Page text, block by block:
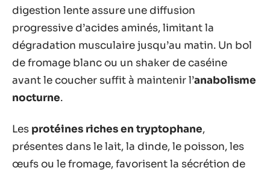
digestion lente assure une diffusion
progressive d’acides aminés, limitant la
dégradation musculaire jusqu’au matin. Un bol
de fromage blanc ou un shaker de caséine
avant le coucher suffit à maintenir l’anabolisme
nocturne.
Les protéines riches en tryptophane,
présentes dans le lait, la dinde, le poisson, les
œufs ou le fromage, favorisent la sécrétion de